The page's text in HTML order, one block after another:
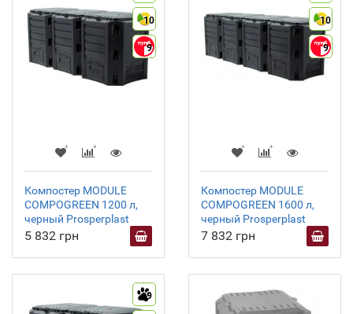
10
9
Компостер MODULE
COMPOGREEN 1200 л,
черный Prosperplast
5 832 грн
10
9
Компостер MODULE
COMPOGREEN 1600 л,
черный Prosperplast
7 832 грн
9